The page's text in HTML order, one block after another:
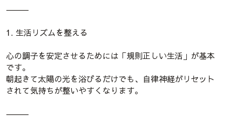
⸻
1. 生活リズムを整える
心の調子を安定させるためには「規則正しい生活」が基本
です。
朝起きて太陽の光を浴びるだけでも、自律神経がリセット
されて気持ちが整いやすくなります。
⸻